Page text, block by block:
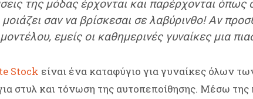
της μόδας έρχονται και παρέρχονται όπως
σαν να βρίσκεσαι σε λαβύρινθο! Αν
εμείς οι καθημερινές γυναίκες μια
Stock είναι ένα καταφύγιο για γυναίκες όλων
στυλ και τόνωση της αυτοπεποίθησης. Μέσω της